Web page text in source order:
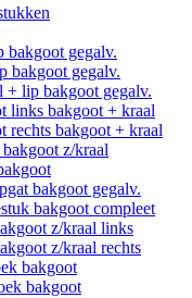
bakgoot gegalv.
bakgoot gegalv.
+ lip bakgoot gegalv.
links bakgoot + kraal
rechts bakgoot + kraal
z/kraal
bakgoot gegalv.
bakgoot compleet
z/kraal links
z/kraal rechts
bakgoot
bakgoot